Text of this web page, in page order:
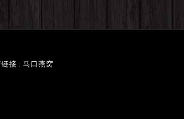
接 : 马口燕窝